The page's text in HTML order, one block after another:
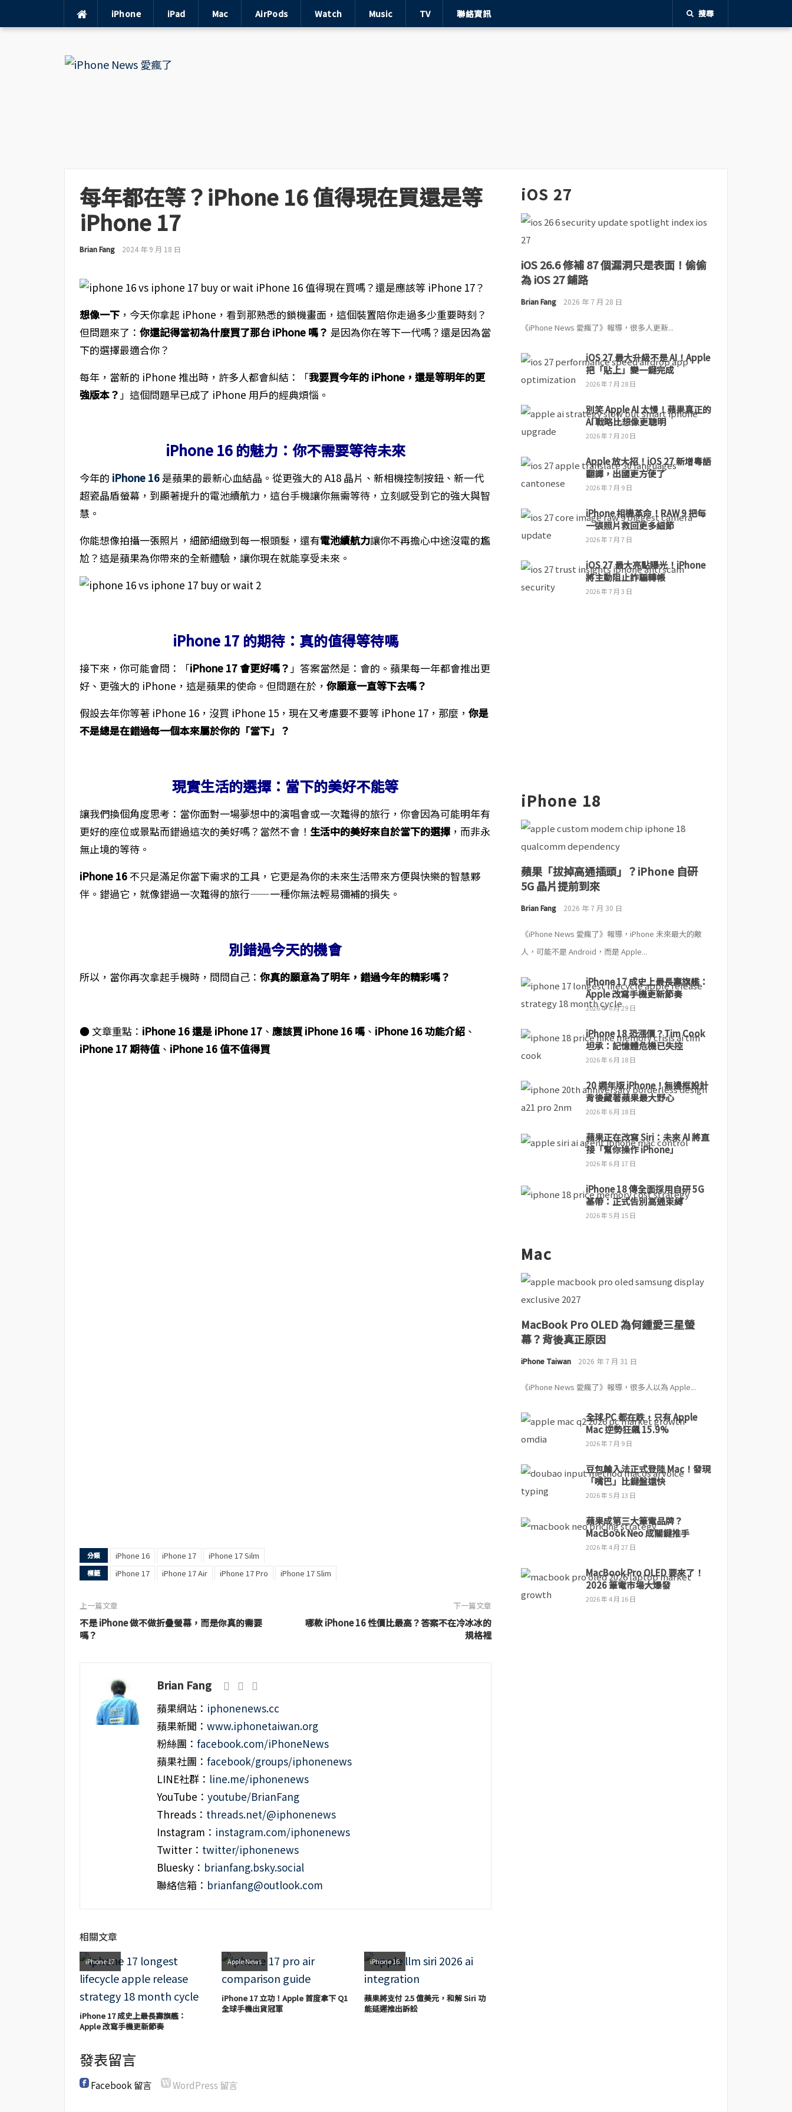
iPhone iPad Mac AirPods Watch Music TV 聯絡資訊 搜尋
每年都在等？iPhone 16 值得現在買還是等
iPhone 17
Brian Fang 2024 年 9 月 18 日
想像一下，今天你拿起 iPhone，看到那熟悉的鎖機畫面，這個裝置陪你走過多少重要時刻？
但問題來了： 你還記得當初為什麼買了那台 iPhone 嗎？ 是因為你在等下一代嗎？還是因為當
下的選擇最適合你？
每年，當新的 iPhone 推出時，許多人都會糾結：「我要買今年的 iPhone，還是等明年的更
強版本？」這個問題早已成了 iPhone 用戶的經典煩惱。
iPhone 16 的魅力：你不需要等待未來
今年的 iPhone 16是蘋果的最新心血結晶。從更強大的 A18 晶片、新相機控制按鈕、新一代
超瓷晶盾螢幕，到顯著提升的電池續航力，這台手機讓你無需等待，立刻感受到它的強大與智
慧。
你能想像拍攝一張照片，細節細緻到每一根頭髮，還有電池續航力讓你不再擔心中途沒電的尷
尬？這是蘋果為你帶來的全新體驗，讓你現在就能享受未來。
iPhone 17 的期待：真的值得等待嗎
接下來，你可能會問：「iPhone 17 會更好嗎？」答案當然是：會的。蘋果每一年都會推出更
好、更強大的 iPhone，這是蘋果的使命。但問題在於， 你願意一直等下去嗎？
假設去年你等著 iPhone 16，沒買 iPhone 15，現在又考慮要不要等 iPhone 17，那麼， 你是
不是總是在錯過每一個本來屬於你的「當下」？
現實生活的選擇：當下的美好不能等
讓我們換個角度思考：當你面對一場夢想中的演唱會或一次難得的旅行，你會因為可能明年有
更好的座位或景點而錯過這次的美好嗎？當然不會！ 生活中的美好來自於當下的選擇，而非永
無止境的等待。
iPhone 16不只是滿足你當下需求的工具，它更是為你的未來生活帶來方便與快樂的智慧夥
伴。錯過它，就像錯過一次難得的旅行——一種你無法輕易彌補的損失。
別錯過今天的機會
所以，當你再次拿起手機時，問問自己： 你真的願意為了明年，錯過今年的精彩嗎？
● 文章重點： iPhone 16 還是 iPhone 17、 應該買 iPhone 16 嗎、 iPhone 16 功能介紹、
iPhone 17 期待值、 iPhone 16 值不值得買
分類 iPhone 16 iPhone 17 iPhone 17 Silm
標籤 iPhone 17 iPhone 17 Air iPhone 17 Pro iPhone 17 Slim
上一篇文章
不是 iPhone 做不做折疊螢幕，而是你真的需要
嗎？
下一篇文章
哪款 iPhone 16 性價比最高？答案不在冷冰冰的
規格裡
Brian Fang
蘋果網站： iphonenews.cc
蘋果新聞： www.iphonetaiwan.org
粉絲團： facebook.com/iPhoneNews
蘋果社團： facebook/groups/iphonenews
LINE社群： line.me/iphonenews
YouTube： youtube/BrianFang
Threads： threads.net/@iphonenews
Instagram： instagram.com/iphonenews
Twitter： twitter/iphonenews
Bluesky： brianfang.bsky.social
聯絡信箱： brianfang@outlook.com
相關文章
iPhone 17
iPhone 17 成史上最長壽旗艦：
Apple 改寫手機更新節奏
Apple News
iPhone 17 立功！Apple 首度拿下 Q1
全球手機出貨冠軍
iPhone 16
蘋果將支付 2.5 億美元，和解 Siri 功
能延遲推出訴訟
發表留言
Facebook 留言 WordPress 留言
iOS 27
iOS 26.6 修補 87 個漏洞只是表面！偷偷
為 iOS 27 鋪路
Brian Fang 2026 年 7 月 28 日
《iPhone News 愛瘋了》報導，很多人更新...
iOS 27 最大升級不是 AI！Apple
把「貼上」變一鍵完成
2026 年 7 月 28 日
別笑 Apple AI 太慢！蘋果真正的
AI 戰略比想像更聰明
2026 年 7 月 20 日
Apple 放大招！iOS 27 新增粵語
翻譯，出國更方便了
2026 年 7 月 9 日
iPhone 相機革命！RAW 9 把每
一張照片救回更多細節
2026 年 7 月 7 日
iOS 27 最大亮點曝光！iPhone
將主動阻止詐騙轉帳
2026 年 7 月 3 日
iPhone 18
蘋果「拔掉高通插頭」？iPhone 自研
5G 晶片提前到來
Brian Fang 2026 年 7 月 30 日
《iPhone News 愛瘋了》報導，iPhone 未來最大的敵
人，可能不是 Android，而是 Apple...
iPhone 17 成史上最長壽旗艦：
Apple 改寫手機更新節奏
2026 年 6 月 29 日
iPhone 18 恐漲價？Tim Cook
坦承：記憶體危機已失控
2026 年 6 月 18 日
20 週年版 iPhone！無邊框設計
背後藏著蘋果最大野心
2026 年 6 月 18 日
蘋果正在改寫 Siri：未來 AI 將直
接「幫你操作 iPhone」
2026 年 6 月 17 日
iPhone 18 傳全面採用自研 5G
基帶：正式告別高通束縛
2026 年 5 月 15 日
Mac
MacBook Pro OLED 為何鍾愛三星螢
幕？背後真正原因
iPhone Taiwan 2026 年 7 月 31 日
《iPhone News 愛瘋了》報導，很多人以為 Apple...
全球 PC 都在跌，只有 Apple
Mac 逆勢狂飆 15.9%
2026 年 7 月 9 日
豆包輸入法正式登陸 Mac！發現
「嘴巴」比鍵盤還快
2026 年 5 月 13 日
蘋果成第三大筆電品牌？
MacBook Neo 成關鍵推手
2026 年 4 月 27 日
MacBook Pro OLED 要來了！
2026 筆電市場大爆發
2026 年 4 月 16 日